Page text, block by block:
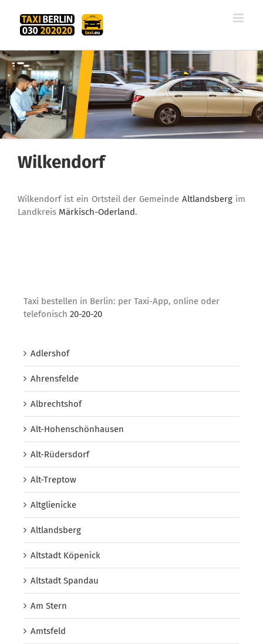
Inhalt
springen
Wilkendorf
Wilkendorf ist ein Ortsteil der GemeindeAltlandsberg im
Landkreis Märkisch-Oderland.
Taxi bestellen in Berlin: per Taxi-App, online oder
telefonisch 20-20-20
Adlershof
Ahrensfelde
Albrechtshof
Alt-Hohenschönhausen
Alt-Rüdersdorf
Alt-Treptow
Altglienicke
Altlandsberg
Altstadt Köpenick
Altstadt Spandau
Am Stern
Amtsfeld